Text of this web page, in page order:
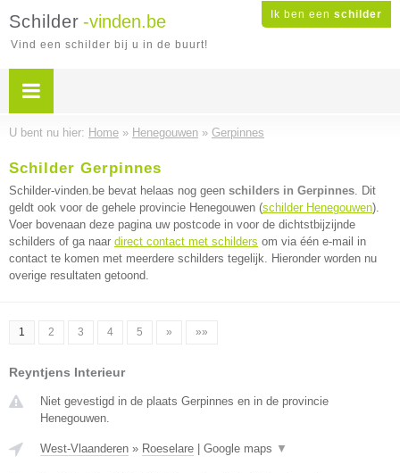
Ik ben een schilder
Schilder -vinden.be
Vind een schilder bij u in de buurt!
U bent nu hier: Home » Henegouwen » Gerpinnes
Schilder Gerpinnes
Schilder-vinden.be bevat helaas nog geen schilders in Gerpinnes. Dit
geldt ook voor de gehele provincie Henegouwen (schilder Henegouwen).
Voer bovenaan deze pagina uw postcode in voor de dichtstbijzijnde
schilders of ga naar direct contact met schilders om via één e-mail in
contact te komen met meerdere schilders tegelijk. Hieronder worden nu
overige resultaten getoond.
1 2 3 4 5 » »»
Reyntjens Interieur
Niet gevestigd in de plaats Gerpinnes en in de provincie
Henegouwen.
West-Vlaanderen » Roeselare Google maps ▼